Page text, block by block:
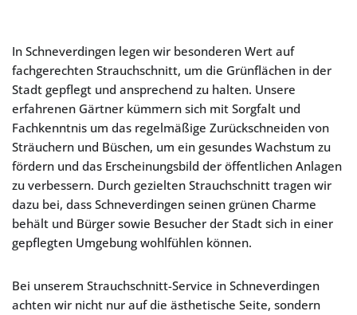
In Schneverdingen legen wir besonderen Wert auf
fachgerechten Strauchschnitt, um die Grünflächen in der
Stadt gepflegt und ansprechend zu halten. Unsere
erfahrenen Gärtner kümmern sich mit Sorgfalt und
Fachkenntnis um das regelmäßige Zurückschneiden von
Sträuchern und Büschen, um ein gesundes Wachstum zu
fördern und das Erscheinungsbild der öffentlichen Anlagen
zu verbessern. Durch gezielten Strauchschnitt tragen wir
dazu bei, dass Schneverdingen seinen grünen Charme
behält und Bürger sowie Besucher der Stadt sich in einer
gepflegten Umgebung wohlfühlen können.
Bei unserem Strauchschnitt-Service in Schneverdingen
achten wir nicht nur auf die ästhetische Seite, sondern